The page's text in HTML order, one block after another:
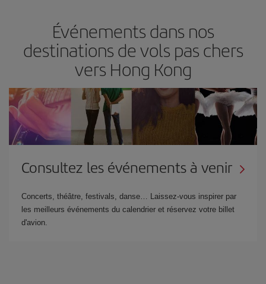
Événements dans nos
destinations de vols pas chers
vers Hong Kong
Consultez les événements à venir
Concerts, théâtre, festivals, danse… Laissez-vous inspirer par
les meilleurs événements du calendrier et réservez votre billet
d'avion.